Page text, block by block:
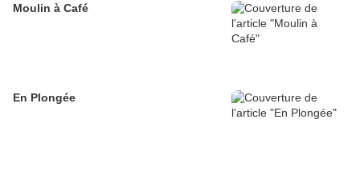
Moulin à Café
En Plongée